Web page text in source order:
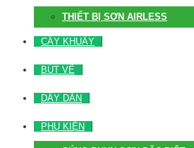
THIẾT BỊ SƠN AIRLESS
CÂY KHUẤY
BÚT VẼ
DÂY DẪN
PHỤ KIỆN